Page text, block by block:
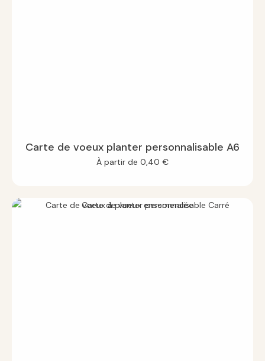
Carte de voeux planter personnalisable A6
À partir de 0,40 €